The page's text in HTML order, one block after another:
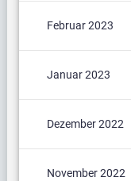
Februar 2023
Januar 2023
Dezember 2022
November 2022